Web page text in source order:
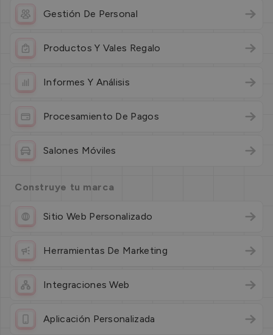
Gestión De Personal
Productos Y Vales Regalo
Informes Y Análisis
Procesamiento De Pagos
Salones Móviles
Construye tu marca
Sitio Web Personalizado
Herramientas De Marketing
Integraciones Web
Aplicación Personalizada